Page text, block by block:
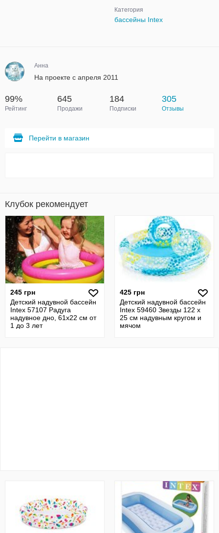
Категория
бассейны Intex
Анна
На проекте с апреля 2011
99%
Рейтинг
645
Продажи
184
Подписки
305
Отзывы
Перейти в магазин
Клубок рекомендует
245 грн
Детский надувной бассейн
Intex 57107 Радуга
надувное дно, 61х22 см от
1 до 3 лет
425 грн
Детский надувной бассейн
Intex 59460 Звезды 122 х
25 см надувным кругом и
мячом